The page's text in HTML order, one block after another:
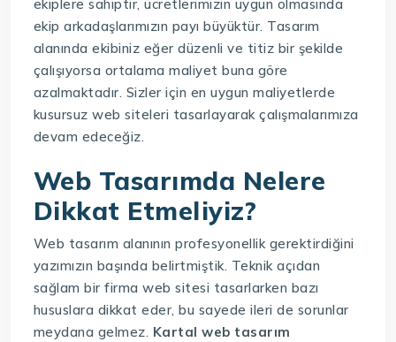
ekiplere sahiptir, ücretlerimizin uygun olmasında
ekip arkadaşlarımızın payı büyüktür. Tasarım
alanında ekibiniz eğer düzenli ve titiz bir şekilde
çalışıyorsa ortalama maliyet buna göre
azalmaktadır. Sizler için en uygun maliyetlerde
kusursuz web siteleri tasarlayarak çalışmalarımıza
devam edeceğiz.
Web Tasarımda Nelere
Dikkat Etmeliyiz?
Web tasarım alanının profesyonellik gerektirdiğini
yazımızın başında belirtmiştik. Teknik açıdan
sağlam bir firma web sitesi tasarlarken bazı
hususlara dikkat eder, bu sayede ileri de sorunlar
meydana gelmez. Kartal web tasarım